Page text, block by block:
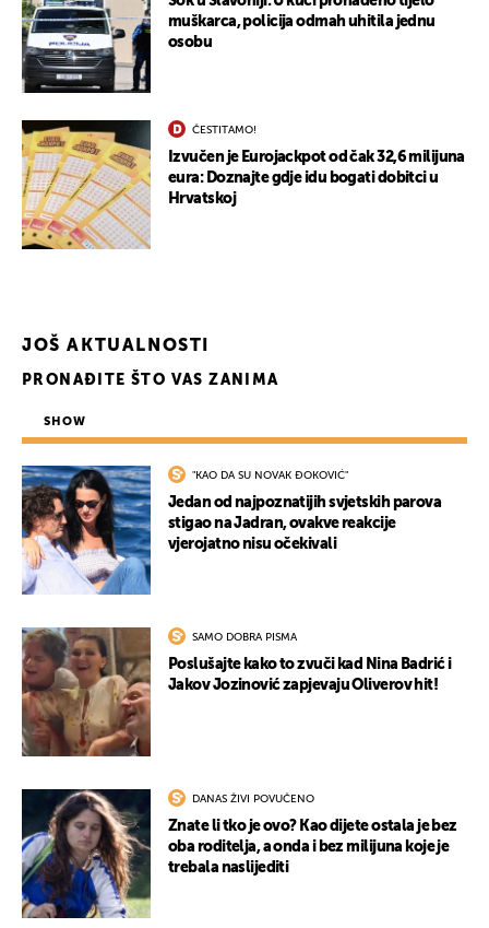
muškarca, policija odmah uhitila jednu
osobu
ČESTITAMO!
Izvučen je Eurojackpot od čak 32,6 milijuna
eura: Doznajte gdje idu bogati dobitci u
Hrvatskoj
JOŠ AKTUALNOSTI
PRONAĐITE ŠTO VAS ZANIMA
SHOW
"KAO DA SU NOVAK ĐOKOVIĆ"
Jedan od najpoznatijih svjetskih parova
stigao na Jadran, ovakve reakcije
vjerojatno nisu očekivali
SAMO DOBRA PISMA
Poslušajte kako to zvuči kad Nina Badrić i
Jakov Jozinović zapjevaju Oliverov hit!
DANAS ŽIVI POVUČENO
Znate li tko je ovo? Kao dijete ostala je bez
oba roditelja, a onda i bez milijuna koje je
trebala naslijediti
UKLJUČITE NOTIFIKACIJE